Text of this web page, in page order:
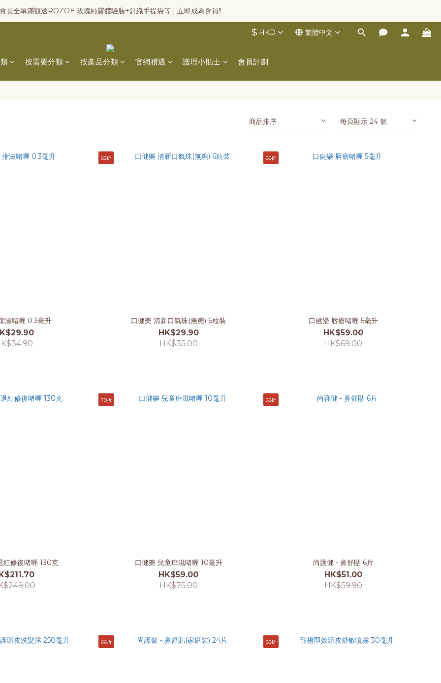
會員全單滿額送ROZOE 玫瑰純露體驗裝+針織手提袋等 | 立即成為會員!!
$ HKD 繁體中文
按需要分類 按產品分類 官網禮遇 護理小貼士 會員計劃
商品排序 每頁顯示 24 個
滋啫喱 0.3毫升
85折
口健樂 清新口氣珠(無糖) 6粒裝
HK$29.90
HK$35.00
85折
口健樂 唇瘡啫喱 5毫升
HK$59.00
HK$69.00
紅修復啫喱 130克
79折
口健樂 兒童痱滋啫喱 10毫升
HK$59.00
HK$75.00
85折
尚護健 - 鼻舒貼 6片
HK$51.00
HK$59.90
66折 85折